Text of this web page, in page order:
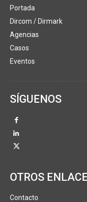
Portada
Dircom / Dirmark
Agencias
Casos
Eventos
SÍGUENOS
OTROS
Contacto